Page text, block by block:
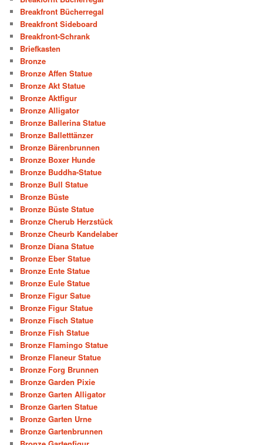
Breakfront Bücherregal
Breakfront Sideboard
Breakfront-Schrank
Briefkasten
Bronze
Bronze Affen Statue
Bronze Akt Statue
Bronze Aktfigur
Bronze Alligator
Bronze Ballerina Statue
Bronze Balletttänzer
Bronze Bärenbrunnen
Bronze Boxer Hunde
Bronze Buddha-Statue
Bronze Bull Statue
Bronze Büste
Bronze Büste Statue
Bronze Cherub Herzstück
Bronze Cheurb Kandelaber
Bronze Diana Statue
Bronze Eber Statue
Bronze Ente Statue
Bronze Eule Statue
Bronze Figur Satue
Bronze Figur Statue
Bronze Fisch Statue
Bronze Fish Statue
Bronze Flamingo Statue
Bronze Flaneur Statue
Bronze Forg Brunnen
Bronze Garden Pixie
Bronze Garten Alligator
Bronze Garten Statue
Bronze Garten Urne
Bronze Gartenbrunnen